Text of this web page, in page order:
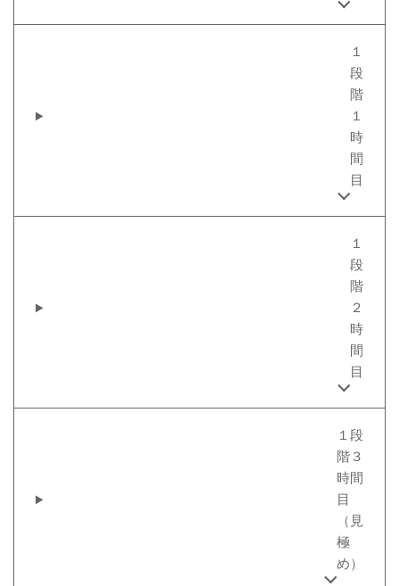
１
段
階
１
時
間
目
１
段
階
２
時
間
目
１段
階３
時間
目
（見
極
め）